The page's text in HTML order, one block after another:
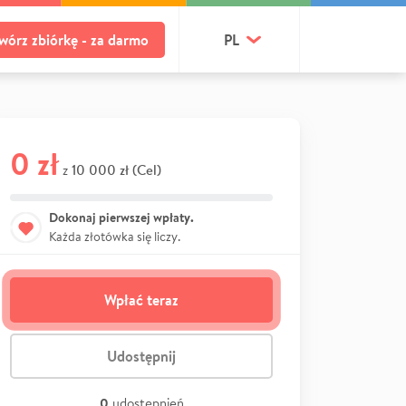
zbiórkę - za darmo PL
0 zł z 10 000 zł (Cel)
Dokonaj pierwszej wpłaty.
Każda złotówka się liczy.
Wpłać teraz
Udostępnij